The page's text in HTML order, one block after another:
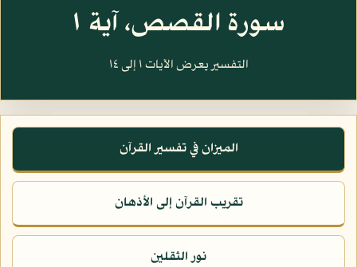
سورة القصص، آية ١
التفسير يعرض الآيات ١ إلى ١٤
الميزان في تفسير القرآن
تقريب القرآن إلى الأذهان
نور الثقلين